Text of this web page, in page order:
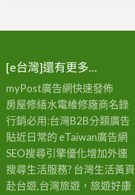
[e台灣]還有更多…
myPost廣告網快速發佈
房屋修繕水電維修廠商名錄
行銷必用:台灣B2B分類廣告
貼近日常的 eTaiwan廣告網
SEO搜尋引擎優化增加外連
搜尋生活服務? 台灣生活黃頁
赴台遊,台灣旅遊 ，旅遊好康